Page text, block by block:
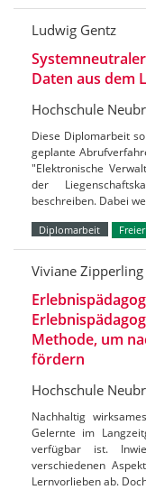
Ludwig Gentz
Daten aus dem
Hochschule
Diese Diplomarbeit
geplante
"Elektronische
der
beschreiben. Dabei
Diplomarbeit Freier
Viviane Zipperling
Methode, um
fördern
Hochschule
Nachhaltig
Gelernte im
verfügbar ist.
verschiedenen
Lernvorlieben ab.